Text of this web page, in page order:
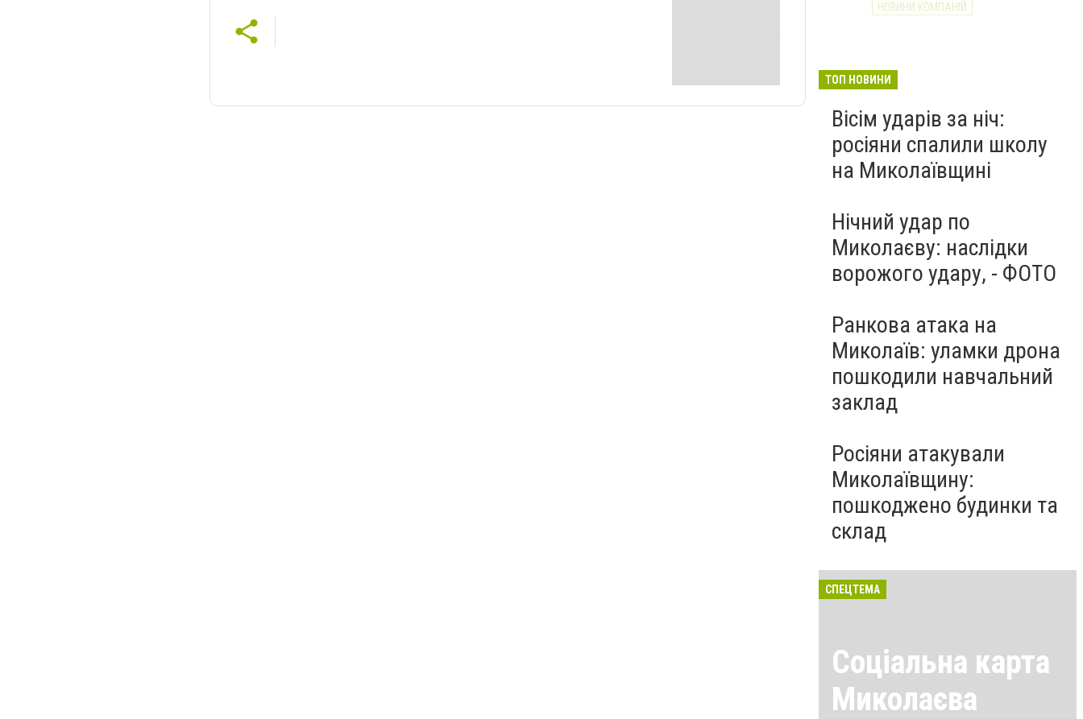
НОВИНИ КОМПАНІЙ
ТОП НОВИНИ
Вісім ударів за ніч:
росіяни спалили школу
на Миколаївщині
Нічний удар по
Миколаєву: наслідки
ворожого удару, - ФОТО
Ранкова атака на
Миколаїв: уламки дрона
пошкодили навчальний
заклад
Росіяни атакували
Миколаївщину:
пошкоджено будинки та
склад
СПЕЦТЕМА
Соціальна карта
Миколаєва